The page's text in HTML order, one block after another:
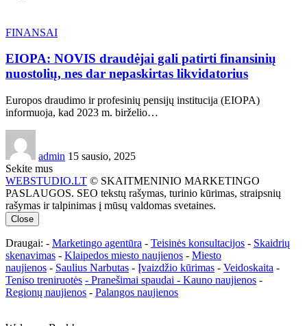
FINANSAI
EIOPA: NOVIS draudėjai gali patirti finansinių
nuostolių, nes dar nepaskirtas likvidatorius
Europos draudimo ir profesinių pensijų institucija (EIOPA)
informuoja, kad 2023 m. birželio…
admin 15 sausio, 2025
Sekite mus
WEBSTUDIO.LT © SKAITMENINIO MARKETINGO
PASLAUGOS. SEO tekstų rašymas, turinio kūrimas, straipsnių
rašymas ir talpinimas į mūsų valdomas svetaines.
Close
Draugai: - Marketingo agentūra - Teisinės konsultacijos - Skaidrių
skenavimas - Klaipedos miesto naujienos - Miesto
naujienos - Saulius Narbutas - Įvaizdžio kūrimas - Veidoskaita -
Teniso treniruotės - Pranešimai spaudai - Kauno naujienos -
Regionų naujienos - Palangos naujienos